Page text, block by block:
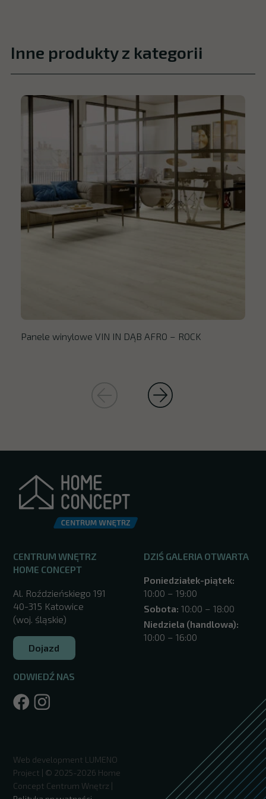
Inne produkty z kategorii
Panele winylowe VIN IN DĄB AFRO – ROCK
CENTRUM WNĘTRZ
HOME CONCEPT
Al. Roździeńskiego 191
40-315 Katowice
(woj. śląskie)
Dojazd
ODWIEDŹ NAS
DZIŚ GALERIA OTWARTA
Poniedziałek-piątek:
10:00 – 19:00
Sobota: 10:00 – 18:00
Niedziela (handlowa):
10:00 – 16:00
Web development LUMENO
Project | © 2025-2026 Home
Concept Centrum Wnętrz |